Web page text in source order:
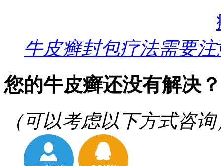
牛皮癣封包疗法需要注
您的牛皮癣还没有解决？
（可以考虑以下方式咨询